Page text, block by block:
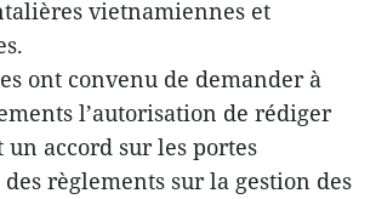
vietnamiennes et
ont convenu de demander à
l’autorisation de rédiger
accord sur les portes
règlements sur la gestion des